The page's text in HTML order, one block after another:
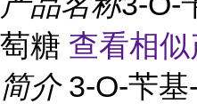
萄糖 查看相
简介 3-O-苄